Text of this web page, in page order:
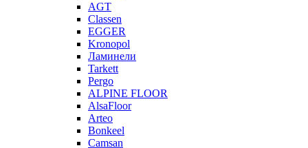
AGT
Classen
EGGER
Kronopol
Ламинели
Tarkett
Pergo
ALPINE FLOOR
AlsaFloor
Arteo
Bonkeel
Camsan